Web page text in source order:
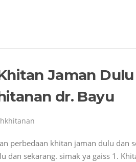
Jaman
dr. Bayu
perbedaan khitan jaman dulu dan
dan sekarang. simak ya gaiss 1.